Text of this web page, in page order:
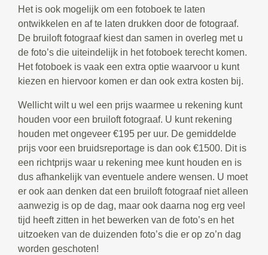
Het is ook mogelijk om een fotoboek te laten
ontwikkelen en af te laten drukken door de fotograaf.
De bruiloft fotograaf kiest dan samen in overleg met u
de foto’s die uiteindelijk in het fotoboek terecht komen.
Het fotoboek is vaak een extra optie waarvoor u kunt
kiezen en hiervoor komen er dan ook extra kosten bij.
Wellicht wilt u wel een prijs waarmee u rekening kunt
houden voor een bruiloft fotograaf. U kunt rekening
houden met ongeveer €195 per uur. De gemiddelde
prijs voor een bruidsreportage is dan ook €1500. Dit is
een richtprijs waar u rekening mee kunt houden en is
dus afhankelijk van eventuele andere wensen. U moet
er ook aan denken dat een bruiloft fotograaf niet alleen
aanwezig is op de dag, maar ook daarna nog erg veel
tijd heeft zitten in het bewerken van de foto’s en het
uitzoeken van de duizenden foto’s die er op zo’n dag
worden geschoten!